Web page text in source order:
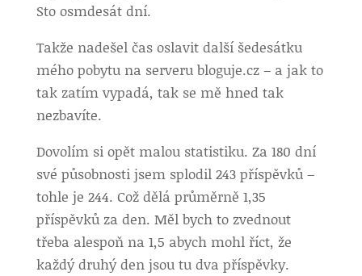
Sto osmdesát dní.
Takže nadešel čas oslavit další šedesátku
mého pobytu na serveru bloguje.cz – a jak to
tak zatím vypadá, tak se mě hned tak
nezbavíte.
Dovolím si opět malou statistiku. Za 180 dní
své působnosti jsem splodil 243 příspěvků –
tohle je 244. Což dělá průměrně 1,35
příspěvků za den. Měl bych to zvednout
třeba alespoň na 1,5 abych mohl říct, že
každý druhý den jsou tu dva příspěvky.